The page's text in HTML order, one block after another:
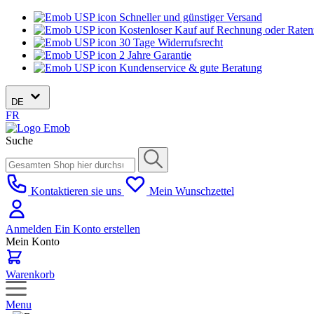
Schneller und günstiger Versand
Kostenloser Kauf auf Rechnung oder
30 Tage Widerrufsrecht
2 Jahre Garantie
Kundenservice & gute Beratung
DE
FR
Suche
Kontaktieren sie uns Mein Wunschzettel
Anmelden Ein Konto erstellen
Mein Konto
Warenkorb
Menu